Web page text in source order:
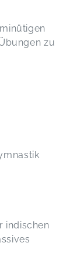
zu
indischen